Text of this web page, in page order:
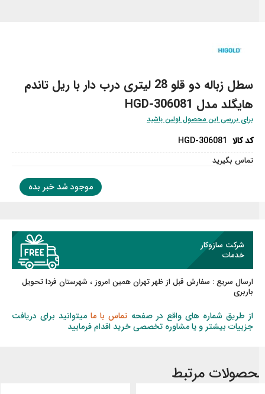
سطل زباله دو قلو 28 لیتری درب دار با ریل تاندم
هایگلد مدل HGD-306081
برای بررسی این محصول اولین باشید
کد کالا HGD-306081
تماس بگیرید
موجود شد خبر بده
شرکت سازوکار
خدمات
ارسال سریع :سفارش قبل از ظهرتهران همین امروز ، شهرستان فردا تحویل
باربری
از طریق شماره های واقع در صفحهتماس با ما میتوانید برای دریافت
جزییات بیشتر و یا مشاوره تخصصی خرید اقدام فرمایید
مرتبط